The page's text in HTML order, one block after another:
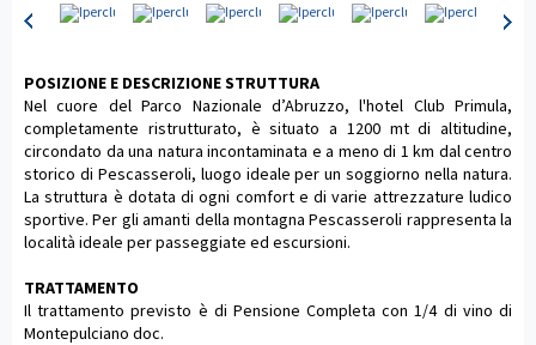
POSIZIONE E DESCRIZIONE STRUTTURA
Nel cuore del Parco Nazionale d’Abruzzo, l'hotel Club Primula,
completamente ristrutturato, è situato a 1200 mt di altitudine,
circondato da una natura incontaminata e a meno di 1 km dal centro
storico di Pescasseroli, luogo ideale per un soggiorno nella natura.
La struttura è dotata di ogni comfort e di varie attrezzature ludico
sportive. Per gli amanti della montagna Pescasseroli rappresenta la
località ideale per passeggiate ed escursioni.
TRATTAMENTO
Il trattamento previsto è di Pensione Completa con 1/4 di vino di
Montepulciano doc.